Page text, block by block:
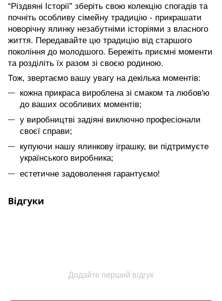
“Різдвяні Історії” зберіть свою колекцію спогадів та
почніть особливу сімейну традицію - прикрашати
новорічну ялинку незабутніми історіями з власного
життя. Передавайте цю традицію від старшого
покоління до молодшого. Бережіть приємні моменти
та розділіть їх разом зі своєю родиною.
Тож, звертаємо вашу увагу на декілька моментів:
кожна прикраса вироблена зі смаком та любов'ю
до ваших особливих моментів;
у виробництві задіяні виключно професіонали
своєї справи;
купуючи нашу ялинкову іграшку, ви підтримуєте
українського виробника;
естетичне задоволення гарантуємо!
Відгуки
Додайте перший відгук